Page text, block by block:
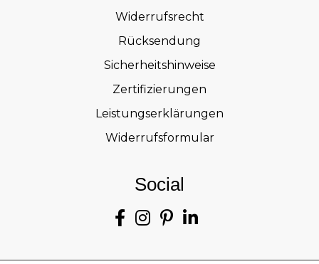
Widerrufsrecht
Rücksendung
Sicherheitshinweise
Zertifizierungen
Leistungserklärungen
Widerrufsformular
Social